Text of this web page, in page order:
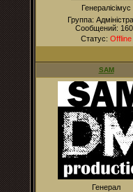
Генералісімус
Группа:
Сообщений:
Статус: Offline
SAM
Генерал